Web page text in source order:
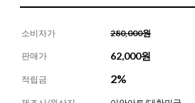
소비자가 280,000원
판매가 62,000원
적립금 2%